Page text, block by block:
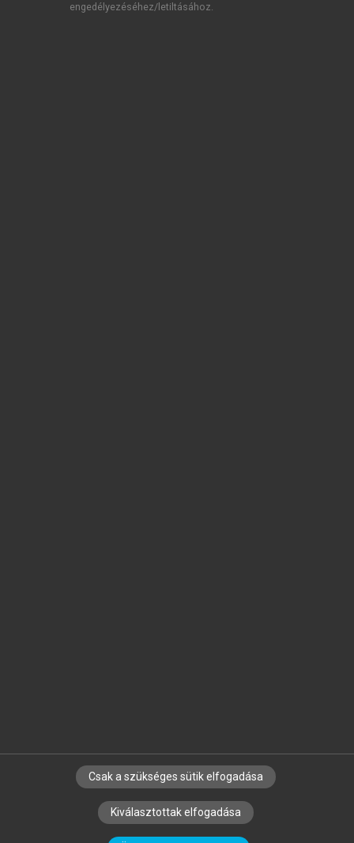
SZERZŐKNEK CÉGEKNEK KÖNYVTÁROSOKNAK
SZERKESZTÉSI ÉS LEKTORÁLÁSI ALAPELVEK
engedélyezéséhez/letiltásához.
Csak a szükséges sütik elfogadása
Kiválasztottak elfogadása